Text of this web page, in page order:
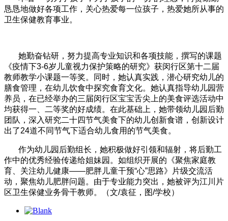
恳恳地做好各项工作，关心热爱每一位孩子，热爱她所从事的
卫生保健教育事业。
她勤奋钻研，努力提高专业知识和各项技能，撰写的课题
《疫情下3-6岁儿童视力保护策略的研究》获闵行区第十二届
教师教学小课题一等奖。同时，她认真实践，潜心研究幼儿的
膳食管理，在幼儿饮食中探究食育文化。她认真指导幼儿园营
养员，在已经举办的三届闵行区宝宝舌尖上的美食评选活动中
均获得一、二等奖的好成绩。在此基础上，她带领幼儿园后勤
团队，深入研究二十四节气美食下的幼儿创新食谱，创新设计
出了24道不同节气下适合幼儿食用的节气美食。
作为幼儿园后勤组长，她积极做好引领和辐射，将后勤工
作中的优秀经验传递给姐妹园。如组织开展的《聚焦家庭教
育、关注幼儿健康——肥胖儿童干预“心”思路》片级交流活
动，聚焦幼儿肥胖问题。由于专业能力突出，她被评为江川片
区卫生保健业务骨干教师。（文/袁征，图/学校）